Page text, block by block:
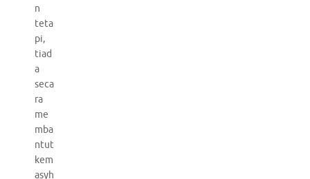
n
teta
pi,
tiad
a
seca
ra
me
mba
ntut
kem
asyh